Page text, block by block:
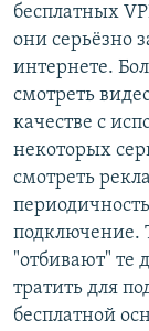
бесплатных
они серьёзно
интернете.
смотреть
качестве с
некоторых
смотреть
подключение.
"отбивают" те
тратить для
бесплатной